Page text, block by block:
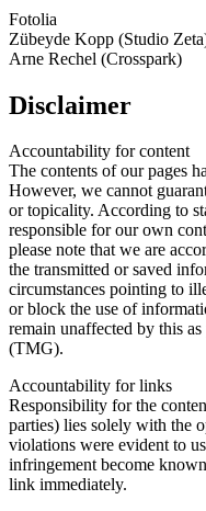
Fotolia
Zübeyde Kopp (Studio
Arne Rechel (Crosspark)
Disclaimer
Accountability for content
The contents of our pages
However, we cannot
or topicality. According to
responsible for our own
please note that we are
the transmitted or saved
circumstances pointing to
or block the use of
remain unaffected by this
(TMG).
Accountability for links
Responsibility for the
parties) lies solely with the
violations were evident to
infringement become
link immediately.